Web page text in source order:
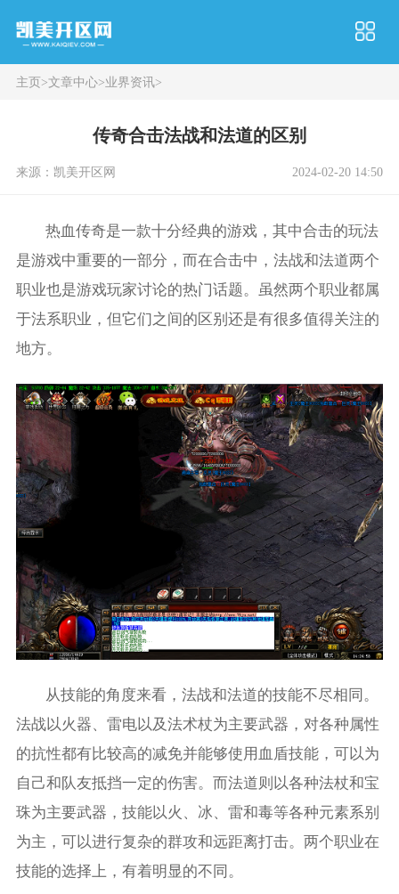
主页>文章中心>业界资讯>
传奇合击法战和法道的区别
来源：凯美开区网 2024-02-20 14:50
热血传奇是一款十分经典的游戏，其中合击的玩法
是游戏中重要的一部分，而在合击中，法战和法道两个
职业也是游戏玩家讨论的热门话题。虽然两个职业都属
于法系职业，但它们之间的区别还是有很多值得关注的
地方。
从技能的角度来看，法战和法道的技能不尽相同。
法战以火器、雷电以及法术杖为主要武器，对各种属性
的抗性都有比较高的减免并能够使用血盾技能，可以为
自己和队友抵挡一定的伤害。而法道则以各种法杖和宝
珠为主要武器，技能以火、冰、雷和毒等各种元素系别
为主，可以进行复杂的群攻和远距离打击。两个职业在
技能的选择上，有着明显的不同。